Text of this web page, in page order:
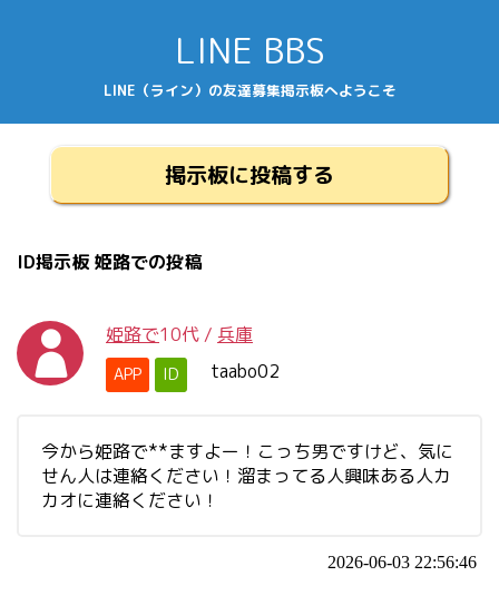
LINE BBS
LINE（ライン）の友達募集掲示板へようこそ
掲示板に投稿する
ID掲示板 姫路での投稿
姫路で10代 / 兵庫
APP ID taabo02
今から姫路で**ますよー！こっち男ですけど、気に
せん人は連絡ください！溜まってる人興味ある人カ
カオに連絡ください！
2026-06-03 22:56:46